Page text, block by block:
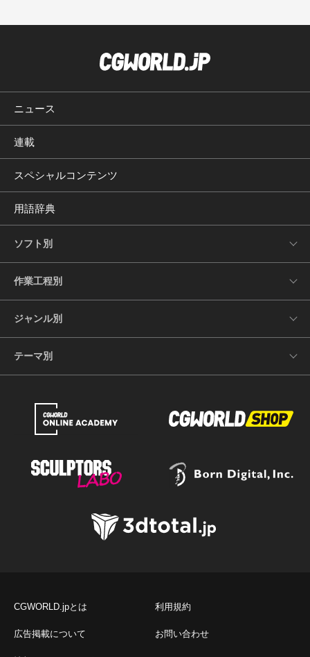
ニュース
連載
スペシャルコンテンツ
用語辞典
ソフト別
作業工程別
ジャンル別
テーマ別
CGWORLD.jpとは 利用規約
広告掲載について お問い合わせ